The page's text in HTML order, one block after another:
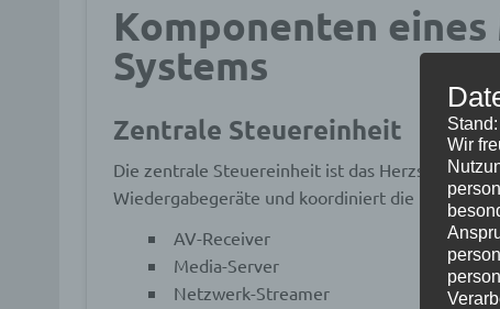
Komponenten
Systems
Zentrale Steuereinheit
Die zentrale Steuereinheit ist das Herzstück
Wiedergabegeräte und koordiniert die
AV-Receiver
Media-Server
Netzwerk-Streamer
Wir